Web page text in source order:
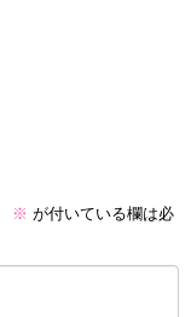
※ が付いている欄は必